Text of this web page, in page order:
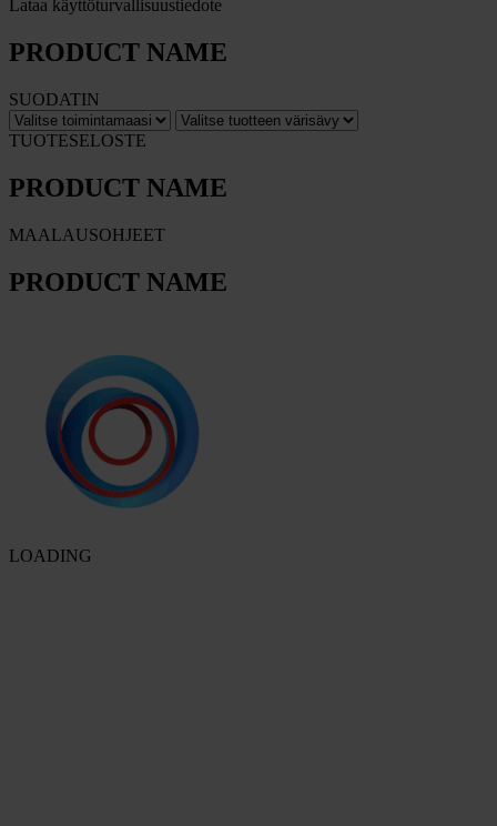
Lataa käyttöturvallisuustiedote
PRODUCT NAME
SUODATIN
TUOTESELOSTE
PRODUCT NAME
MAALAUSOHJEET
PRODUCT NAME
LOADING